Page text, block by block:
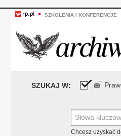
SZKOLENIA I KONFERENCJE
SZUKAJ W:
Chcesz uzyskać